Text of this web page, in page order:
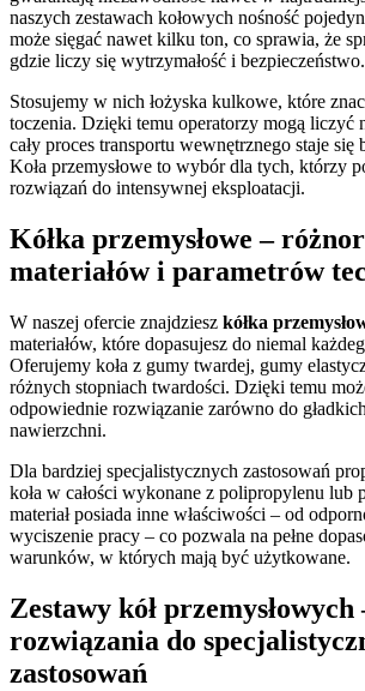
naszych zestawach kołowych nośność
może sięgać nawet kilku ton, co sprawia, że
gdzie liczy się wytrzymałość i bezpieczeństwo.
Stosujemy w nich łożyska kulkowe, które
toczenia. Dzięki temu operatorzy mogą liczyć
cały proces transportu wewnętrznego staje
Koła przemysłowe to wybór dla tych, którzy
rozwiązań do intensywnej eksploatacji.
Kółka przemysłowe –
materiałów i parametrów
W naszej ofercie znajdziesz kółka
materiałów, które dopasujesz do niemal
Oferujemy koła z gumy twardej, gumy
różnych stopniach twardości. Dzięki temu
odpowiednie rozwiązanie zarówno do
nawierzchni.
Dla bardziej specjalistycznych zastosowań
koła w całości wykonane z polipropylenu lub
materiał posiada inne właściwości – od
wyciszenie pracy – co pozwala na pełne
warunków, w których mają być użytkowane.
Zestawy kół przemysłowych
rozwiązania do
zastosowań